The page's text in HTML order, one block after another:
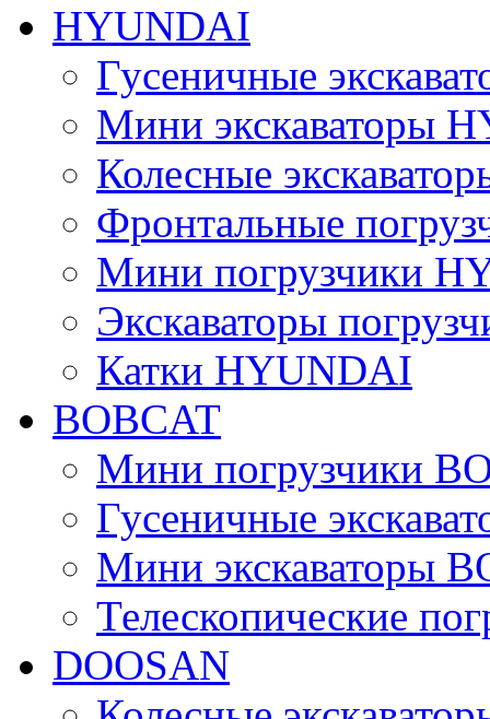
HYUNDAI
Гусеничные
Мини экскаваторы
Колесные
Фронтальные
Мини погрузчики
Экскаваторы
Катки HYUNDAI
BOBCAT
Мини погрузчики
Гусеничные
Мини экскаваторы
Телескопические
DOOSAN